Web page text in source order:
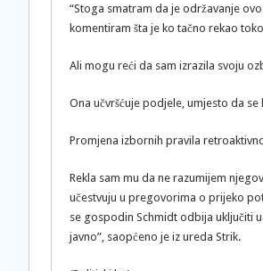
“Stoga smatram da je održavanje
komentiram šta je ko tačno rekao
Ali mogu reći da sam izrazila svoju
Ona učvršćuje podjele, umjesto da se
Promjena izbornih pravila
Rekla sam mu da ne razumijem
učestvuju u pregovorima o prijeko
se gospodin Schmidt odbija uključiti
javno”, saopćeno je iz ureda Strik.